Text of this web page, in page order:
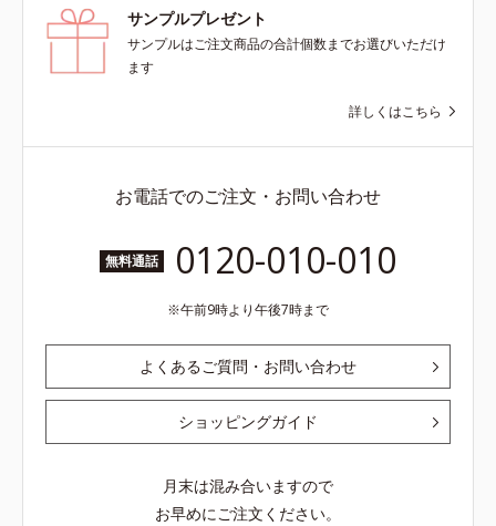
サンプルプレゼント
サンプルはご注文商品の合計個数までお選びいただけ
ます
詳しくはこちら
お電話でのご注文・お問い合わせ
無料通話 0120-010-010
午前9時より午後7時まで
よくあるご質問・お問い合わせ
ショッピングガイド
月末は混み合いますので
お早めにご注文ください。